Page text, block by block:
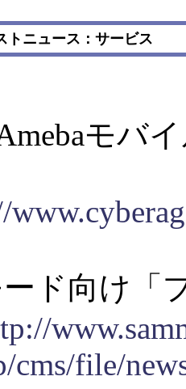
トニュース：サービス
モバ
ド向け「
cms/file/